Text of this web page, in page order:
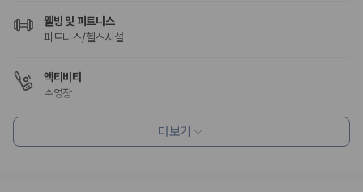
웰빙 및 피트니스
피트니스/헬스시설
액티비티
수영장
금연 숙박 시설
더보기